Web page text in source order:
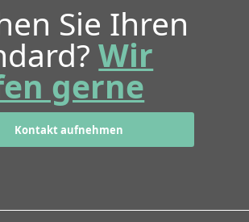
Sie Ihren
Wir
gerne
Kontakt aufnehmen